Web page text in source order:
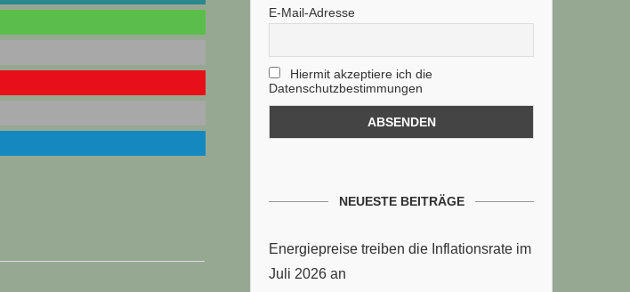
E-Mail-Adresse
Hiermit akzeptiere ich die
Datenschutzbestimmungen
NEUESTE BEITRÄGE
Energiepreise treiben die Inflationsrate im
Juli 2026 an